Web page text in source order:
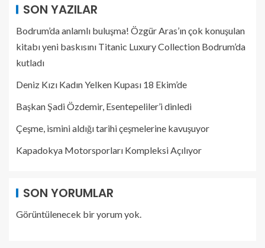
SON YAZILAR
Bodrum’da anlamlı buluşma! Özgür Aras’ın çok konuşulan
kitabı yeni baskısını Titanic Luxury Collection Bodrum’da
kutladı
Deniz Kızı Kadın Yelken Kupası 18 Ekim’de
Başkan Şadi Özdemir, Esentepeliler’i dinledi
Çeşme, ismini aldığı tarihi çeşmelerine kavuşuyor
Kapadokya Motorsporları Kompleksi Açılıyor
SON YORUMLAR
Görüntülenecek bir yorum yok.